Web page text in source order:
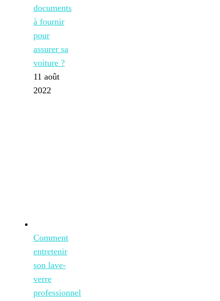
documents
à fournir
pour
assurer sa
voiture ?
11 août
2022
Comment
entretenir
son lave-
verre
professionnel